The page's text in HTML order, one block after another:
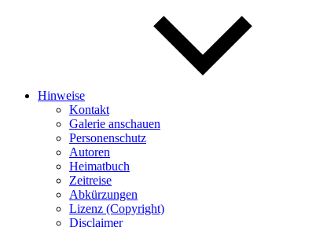
Hinweise
Kontakt
Galerie anschauen
Personenschutz
Autoren
Heimatbuch
Zeitreise
Abkürzungen
Lizenz (Copyright)
Disclaimer